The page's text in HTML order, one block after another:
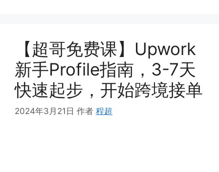
【超哥免费课】Upwork
新手Profile指南，3-7天
快速起步，开始跨境接单
2024年3月21日 作者 程超